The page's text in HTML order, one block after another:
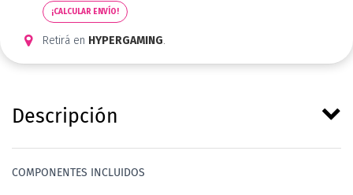
¡CALCULAR ENVÍO!
Retirá en HYPERGAMING.
Descripción
COMPONENTES INCLUIDOS